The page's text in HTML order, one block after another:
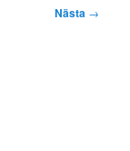
Nästa →